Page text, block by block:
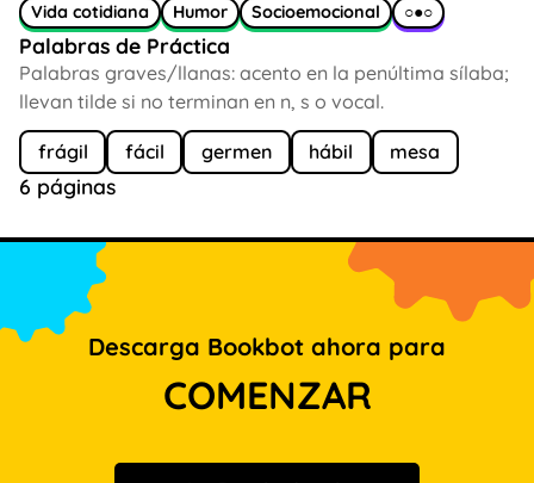
Vida cotidiana Humor Socioemocional ○●○
Palabras de Práctica
Palabras graves/llanas: acento en la penúltima sílaba;
llevan tilde si no terminan en n, s o vocal.
frágil fácil germen hábil mesa
6 páginas
Descarga Bookbot ahora para
COMENZAR